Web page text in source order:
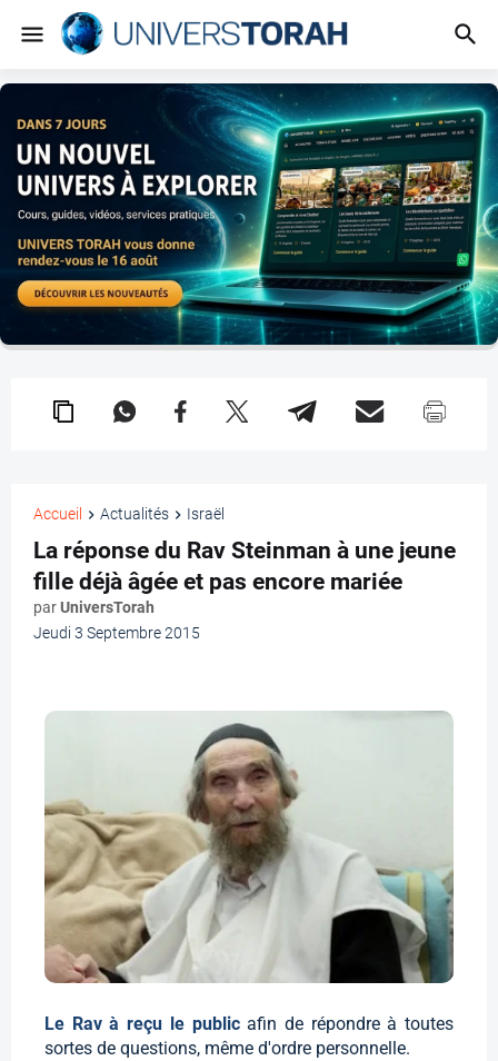
Accueil Actualités Israël
La réponse du Rav Steinman à une jeune
fille déjà âgée et pas encore mariée
parUniversTorah
Jeudi 3 Septembre 2015
Le Rav à reçu le publicafin de répondre à toutes
sortes de questions, même d'ordre personnelle.